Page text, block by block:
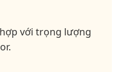
với trọng lượng